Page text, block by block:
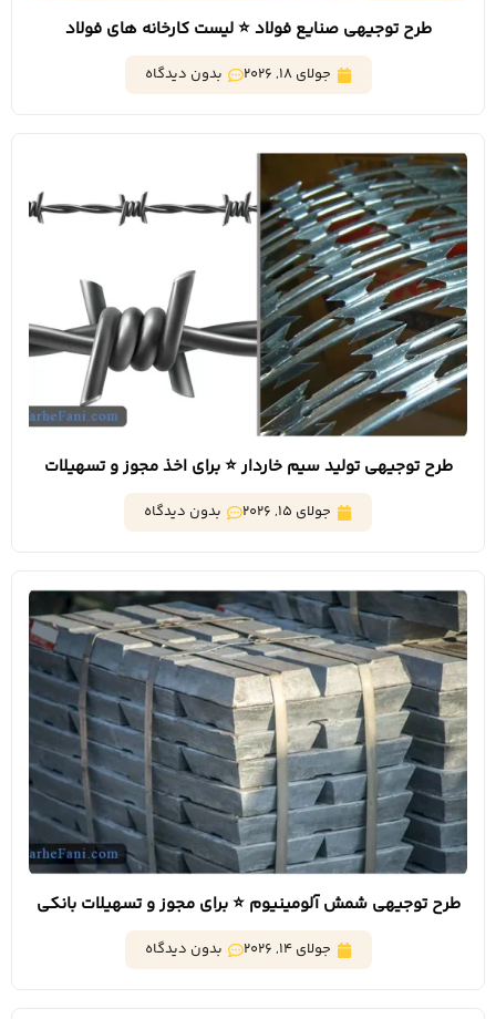
طرح توجیهی صنایع فولاد ⭐️ لیست کارخانه های فولاد
جولای 18, 2026 بدون دیدگاه
طرح توجیهی تولید سیم خاردار ⭐️ برای اخذ مجوز و تسهیلات
بانکی
جولای 15, 2026 بدون دیدگاه
طرح توجیهی شمش آلومینیوم ⭐️ برای مجوز و تسهیلات بانکی
جولای 14, 2026 بدون دیدگاه